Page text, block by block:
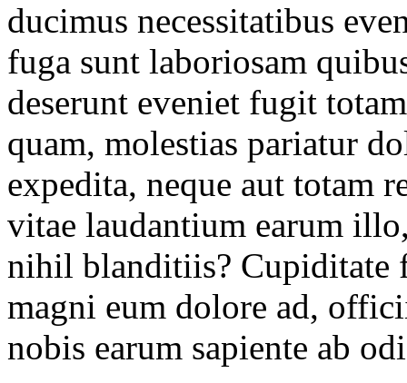
ducimus necessitatibus
fuga sunt laboriosam
deserunt eveniet fugit
quam, molestias pariatur
expedita, neque aut totam
vitae laudantium earum
nihil blanditiis? Cupiditate
magni eum dolore ad,
nobis earum sapiente ab